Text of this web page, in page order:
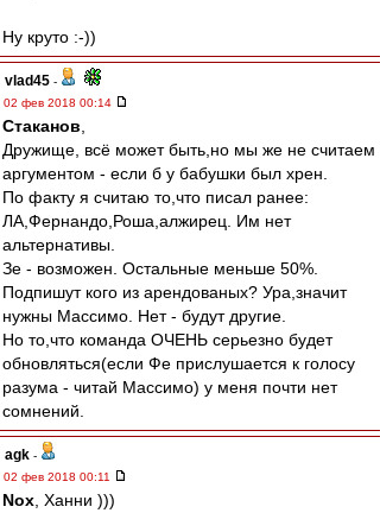
Ну круто :-))
vlad45 -
02 фев 2018 00:14
Cтаканов
Дружище, всё может быть,но мы же не считаем
аргументом - если б у бабушки был хрен.
По факту я считаю то,что писал ранее:
ЛА,Фернандо,Роша,алжирец. Им нет
альтернативы.
Зе - возможен. Остальные меньше 50%.
Подпишут кого из арендованых? Ура,значит
нужны Массимо. Нет - будут другие.
Но то,что команда ОЧЕНЬ серьезно будет
обновляться(если Фе прислушается к голосу
разума - читай Массимо) у меня почти нет
сомнений.
agk -
02 фев 2018 00:11
Nox , Ханни )))